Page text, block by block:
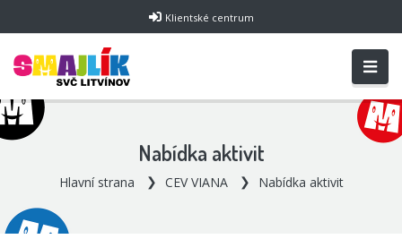
Klientské centrum
Nabídka aktivit
Hlavní strana CEV VIANA Nabídka aktivit